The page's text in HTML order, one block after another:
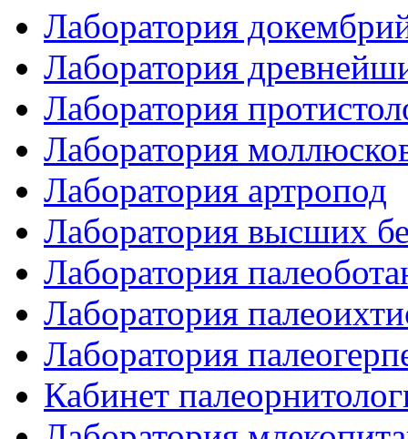
Лаборатория
Лаборатория
Лаборатория
Лаборатория
Лаборатория артропод
Лаборатория высших
Лаборатория
Лаборатория
Лаборатория
Кабинет